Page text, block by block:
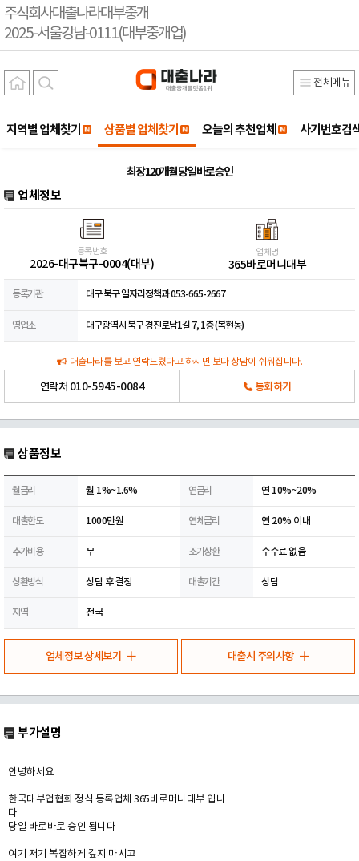
주식회사대출나라대부중개
2025-서울강남-0111(대부중개업)
전체메뉴
지역별 업체찾기 상품별 업체찾기 오늘의 추천업체 사기번호검
최장 120개월 당일 바로 승인
업체정보
등록번호
2026-대구북구-0004(대부)
업체명
365바로머니대부
등록기관 대구 북구 일자리정책과 053-665-2667
영업소 대구광역시 북구 경진로남1길 7, 1층 (복현동)
대출나라를 보고 연락드렸다고 하시면 보다 상담이 쉬워집니다.
연락처 010-5945-0084 통화하기
상품정보
월금리 월 1%~1.6% 연금리 연 10%~20%
대출한도 1000만원 연체금리 연 20% 이내
추가비용 무 조기상환 수수료 없음
상환방식 상담 후 결정 대출기간 상담
지역 전국
업체정보 상세보기 대출시 주의사항
부가설명
안녕하세요
한국대부업협회 정식 등록업체 365바로머니대부 입니
다
당일 바로바로 승인 됩니다
여기 저기 복잡하게 갚지 마시고